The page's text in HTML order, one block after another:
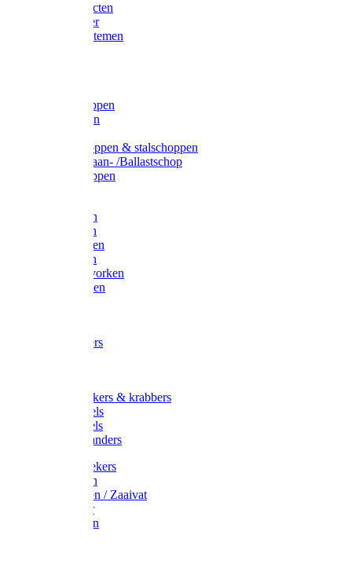
Tuin producten
Fruitplukker
Ophangsystemen
Betonschoppen
Schepbatsen
Ballastschoppen & stalschoppen
Slijtsrip Graan- /Ballastschop
Graanschoppen
Hooivorken
Mestvorken
Bietenvorken
Maisvorken
Aardappelvorken
Vijgenvorken
Tuinkrabbers
Onkruidstekers & krabbers
Hartschoffels
Ruitschoffels
Onkruidbranders
Graskantstekers
Verticuteren
Strooiwagen / Zaaivat
Grasmaaier
Grasscharen